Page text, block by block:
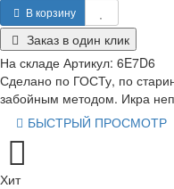
В корзину
Заказ в один клик
На складе Артикул: 6E7D6
Сделано по ГОСТу, по
забойным методом. Икра
БЫСТРЫЙ ПРОСМОТР
Хит